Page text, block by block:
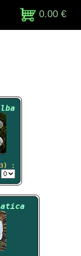
0.00 €
: